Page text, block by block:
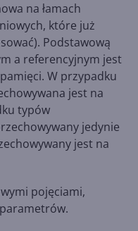
na łamach
które już
Podstawową
a referencyjnym jest
W przypadku
jest na
typów
jedynie
jest na
pojęciami,